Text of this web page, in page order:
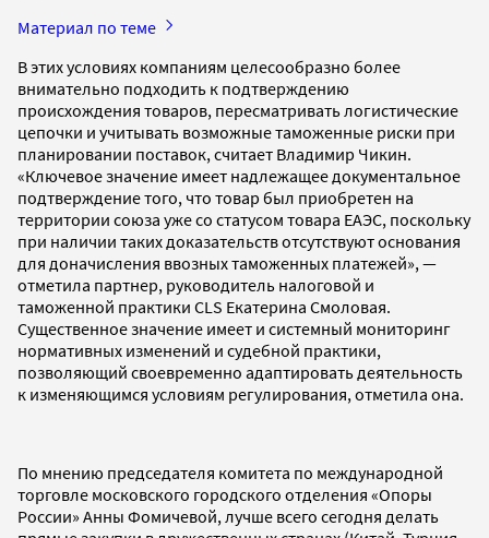
Материал по теме
В этих условиях компаниям целесообразно более
внимательно подходить к подтверждению
происхождения товаров, пересматривать логистические
цепочки и учитывать возможные таможенные риски при
планировании поставок, считает Владимир Чикин.
«Ключевое значение имеет надлежащее документальное
подтверждение того, что товар был приобретен на
территории союза уже со статусом товара ЕАЭС, поскольку
при наличии таких доказательств отсутствуют основания
для доначисления ввозных таможенных платежей», —
отметила партнер, руководитель налоговой и
таможенной практики CLS Екатерина Смоловая.
Существенное значение имеет и системный мониторинг
нормативных изменений и судебной практики,
позволяющий своевременно адаптировать деятельность
к изменяющимся условиям регулирования, отметила она.
По мнению председателя комитета по международной
торговле московского городского отделения «Опоры
России» Анны Фомичевой, лучше всего сегодня делать